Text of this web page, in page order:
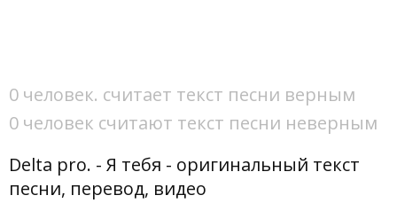
0 человек. считает текст песни верным
0 человек считают текст песни неверным
Delta pro. - Я тебя - оригинальный текст
песни, перевод, видео